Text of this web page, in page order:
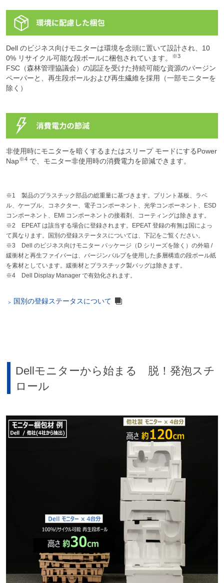
Dell のビジネス向けモニターは環境を念頭に置いて設計され、10
0% リサイクル可能な段ボールに梱包されています。
※3
FSC（森林管理協議会）の認証を受けた持続可能な資源のバージン
ペーパーと、再生段ボールおよび再生繊維を採用（一部モニターを
除く）
非使用時にモニターを暗くするまたはスリープ モードにするPower
Nap※4で、モニター非使用時の消費電力を節減できます。
※1 製品のプラスチック部品の総重量に基づきます。プリント基板、ラベ
ル、ケーブル、コネクター、電子コンポーネント、光学コンポーネント、ESD
コンポーネント、EMI コンポーネントの接着剤、コーティングは除きます。
※2 EPEAT は該当する場合に登録されます。EPEAT 登録の有無は国によっ
て異なります。国別の登録ステータスについては、下記をご覧ください。
※3 Dell のビジネス向けモニター パッケージ（D シリーズを除く）の外箱 /
緩衝材と再生ファイバーは、バージンパルプを使用した多層構造の段ボール紙
を素材としています。緩衝材とプラスチック製バッグは除きます。
※4 Dell Display Manager で有効化されます。
国別の登録ステータスについて
Dellモニターから始まる 脱！発泡スチ
ロール